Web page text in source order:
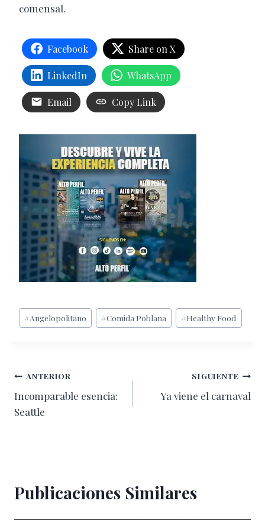
comensal.
Facebook Share on X
LinkedIn WhatsApp
Email Copy Link
Etiquetas
de
#Angelopolitano #Comida Poblana #Healthy Food
Navegación
de
ANTERIOR
Incomparable esencia:
Seattle
SIGUIENTE
Ya viene el carnaval
Publicaciones Similares